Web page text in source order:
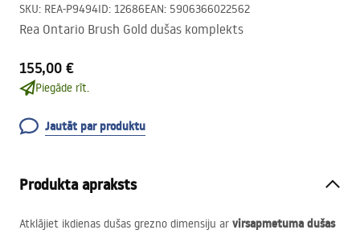
SKU: REA-P9494ID: 12686EAN: 5906366022562
Rea Ontario Brush Gold dušas komplekts
155,00 €
Piegāde rīt.
Jautāt par produktu
Produkta apraksts
Atklājiet ikdienas dušas grezno dimensiju ar virsapmetuma dušas